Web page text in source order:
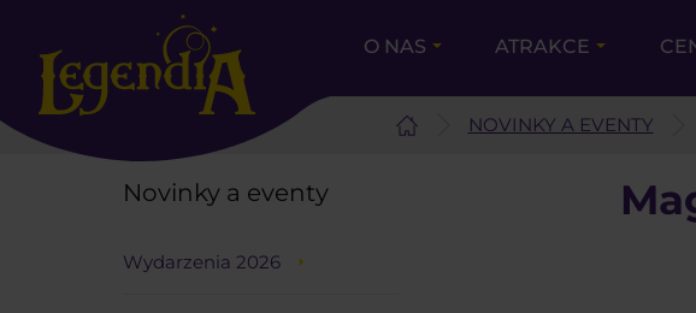
O NAS ATRAKCE
NOVINKY A EVENTY
Novinky a eventy
Wydarzenia 2026